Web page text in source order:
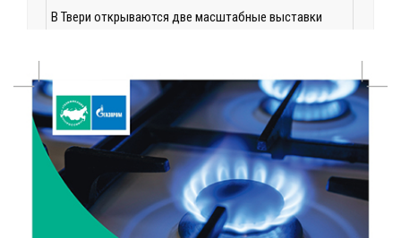
В Твери открываются две масштабные выставки
340
В парке Твери прошла познавательная акция от
Госавтоинспекции
5 Авг 2026 22:02 344
Названы самые грамотные профессии по итогам
«Тотального диктанта»